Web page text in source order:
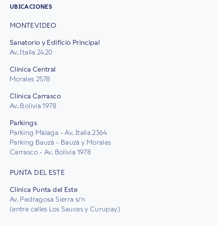
UBICACIONES
MONTEVIDEO
Sanatorio y Edificio Principal
Av. Italia 2420
Clínica Central
Morales 2578
Clínica Carrasco
Av. Bolivia 1978
Parkings
Parking Málaga - Av. Italia 2364
Parking Bauzá - Bauzá y Morales
Carrasco - Av. Bolivia 1978
PUNTA DEL ESTE
Clínica Punta del Este
Av. Pedragosa Sierra s/n
(entre calles Los Sauces y Curupay)